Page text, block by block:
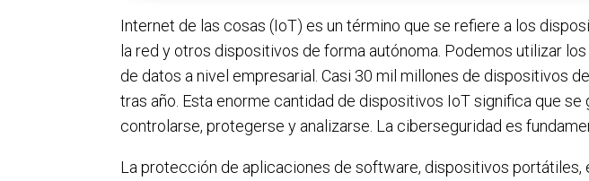
Internet de las cosas (IoT) es un término que se refiere a los
la red y otros dispositivos de forma autónoma. Podemos utilizar
de datos a nivel empresarial. Casi 30 mil millones de dispositivos
tras año. Esta enorme cantidad de dispositivos IoT significa que
controlarse, protegerse y analizarse. La ciberseguridad es
La protección de aplicaciones de software, dispositivos